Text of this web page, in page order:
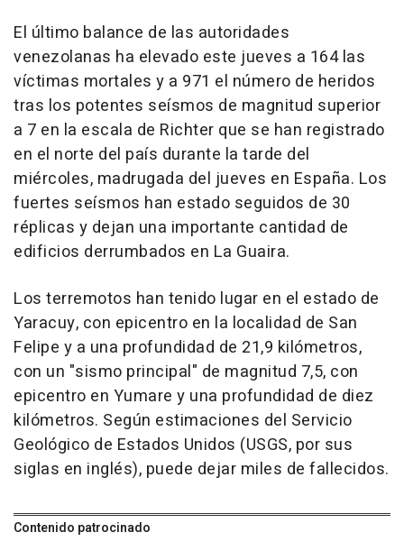
El último balance de las autoridades
venezolanas ha elevado este jueves a 164 las
víctimas mortales y a 971 el número de heridos
tras los potentes seísmos de magnitud superior
a 7 en la escala de Richter que se han registrado
en el norte del país durante la tarde del
miércoles, madrugada del jueves en España. Los
fuertes seísmos han estado seguidos de 30
réplicas y dejan una importante cantidad de
edificios derrumbados en La Guaira.
Los terremotos han tenido lugar en el estado de
Yaracuy, con epicentro en la localidad de San
Felipe y a una profundidad de 21,9 kilómetros,
con un "sismo principal" de magnitud 7,5, con
epicentro en Yumare y una profundidad de diez
kilómetros. Según estimaciones del Servicio
Geológico de Estados Unidos (USGS, por sus
siglas en inglés), puede dejar miles de fallecidos.
Contenido patrocinado